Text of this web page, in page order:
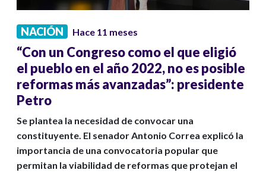
NACIÓN Hace 11 meses
“Con un Congreso como el que eligió
el pueblo en el año 2022, no es posible
reformas más avanzadas”: presidente
Petro
Se plantea la necesidad de convocar una
constituyente. El senador Antonio Correa explicó la
importancia de una convocatoria popular que
permitan la viabilidad de reformas que protejan el